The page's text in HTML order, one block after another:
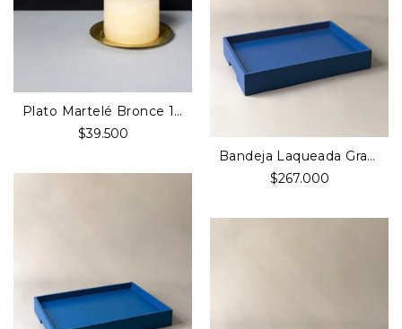
Plato Martelé Bronce 10cm Diámetro
$39.500
Bandeja Laqueada Grande Azul
$267.000